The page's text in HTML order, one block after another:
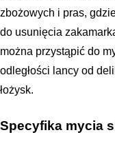
zbożowych i pras,
do usunięcia
można przystąpić do
odległości lancy od
łożysk.
Specyfika mycia